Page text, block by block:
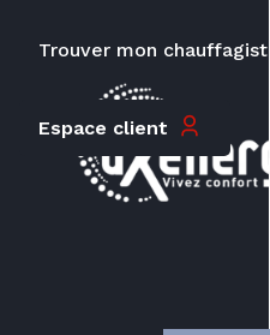
Trouver mon chauffagiste
Espace client